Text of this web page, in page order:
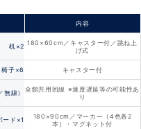
内容
机×2 180×60cm／キャスター付／跳ね上
げ式
椅子×6 キャスター付
線） 全館共用回線 ※速度遅延等の可能性あ
り
ード×1
180×90cm／マーカー（4色各2
本）・マグネット付